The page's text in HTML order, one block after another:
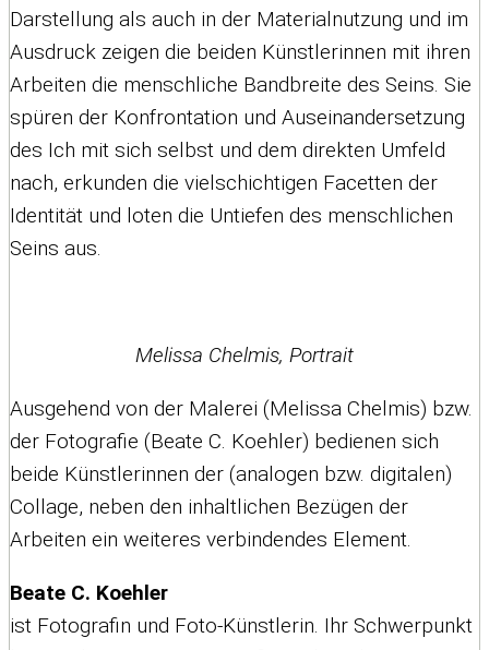
Darstellung als auch in der Materialnutzung und im
Ausdruck zeigen die beiden Künstlerinnen mit ihren
Arbeiten die menschliche Bandbreite des Seins. Sie
spüren der Konfrontation und Auseinandersetzung
des Ich mit sich selbst und dem direkten Umfeld
nach, erkunden die vielschichtigen Facetten der
Identität und loten die Untiefen des menschlichen
Seins aus.
Melissa Chelmis, Portrait
Ausgehend von der Malerei (Melissa Chelmis) bzw.
der Fotografie (Beate C. Koehler) bedienen sich
beide Künstlerinnen der (analogen bzw. digitalen)
Collage, neben den inhaltlichen Bezügen der
Arbeiten ein weiteres verbindendes Element.
Beate C. Koehler
ist Fotografin und Foto-Künstlerin. Ihr Schwerpunkt